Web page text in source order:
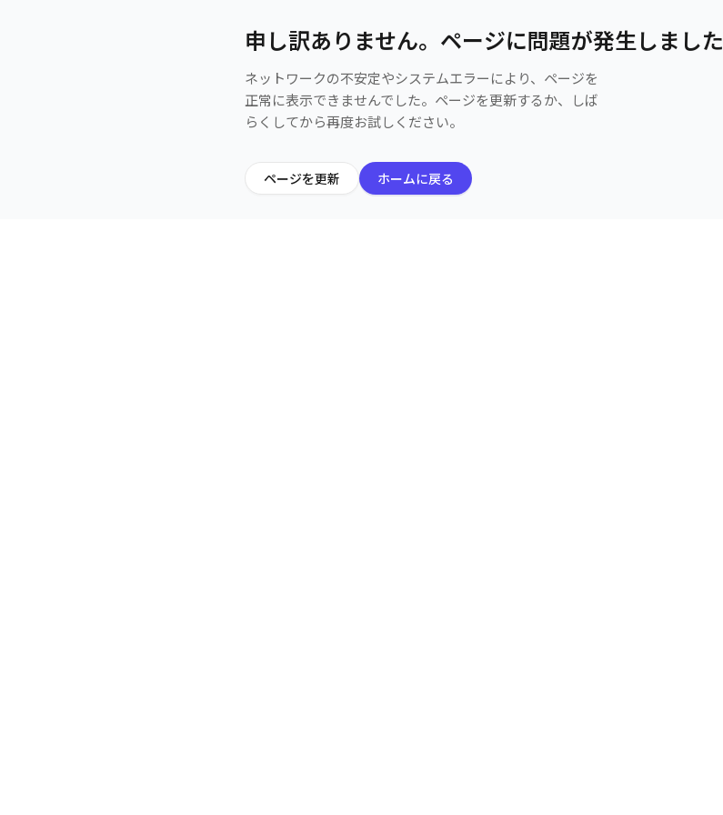
申し訳ありません。ページに問題が発生しました
ネットワークの不安定やシステムエラーにより、ページを
正常に表示できませんでした。ページを更新するか、しば
らくしてから再度お試しください。
ページを更新 ホームに戻る